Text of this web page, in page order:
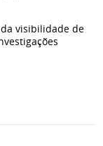
visibilidade de